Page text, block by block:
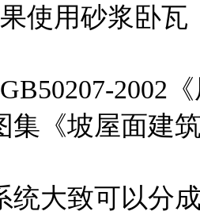
使用砂浆卧
2002
集《坡屋面建
统大致可以分